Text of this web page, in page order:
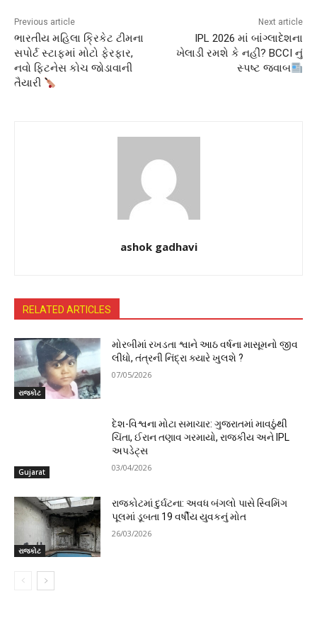
Previous article
ભારતીય મહિલા ક્રિકેટ ટીમના
સપોર્ટ સ્ટાફમાં મોટો ફેરફાર,
નવો ફિટનેસ કોચ જોડાવાની
તૈયારી
Next article
IPL 2026 માં બાંગ્લાદેશના
ખેલાડી રમશે કે નહીં? BCCI નું
સ્પષ્ટ જવાબ
ashok gadhavi
RELATED ARTICLES
રાજકોટ
મોરબીમાં રખડતા શ્વાને આઠ વર્ષના માસૂમનો જીવ
લીધો, તંત્રની નિંદ્રા ક્યારે ખુલશે ?
07/05/2026
Gujarat
દેશ-વિશ્વના મોટા સમાચાર: ગુજરાતમાં માવઠુંથી
ચિંતા, ઈરાન તણાવ ગરમાયો, રાજકીય અને IPL
અપડેટ્સ
03/04/2026
રાજકોટ
રાજકોટમાં દુર્ઘટના: અવધ બંગલો પાસે સ્વિમિંગ
પૂલમાં ડૂબતા 19 વર્ષીય યુવકનું મોત
26/03/2026